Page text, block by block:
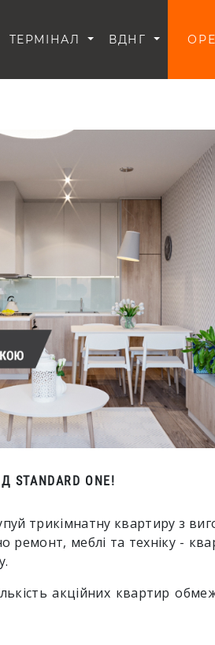
ТЕРМІНАЛ ВДНГ
ONE!
трикімнатну квартиру з
ремонт, меблі та техніку -
акційних квартир